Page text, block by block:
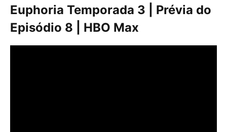
Euphoria Temporada 3 | Prévia do
Episódio 8 | HBO Max